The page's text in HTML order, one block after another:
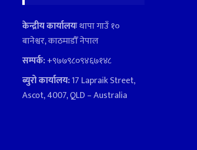
केन्द्रीय कार्यालयःथापा गाउँ १०
बानेश्वर, काठमाडौँ नेपाल
सम्पर्क:+९७७९८०९४६७१४८
ब्युरो कार्यालय:17 Lapraik Street,
Ascot, 4007, QLD – Australia